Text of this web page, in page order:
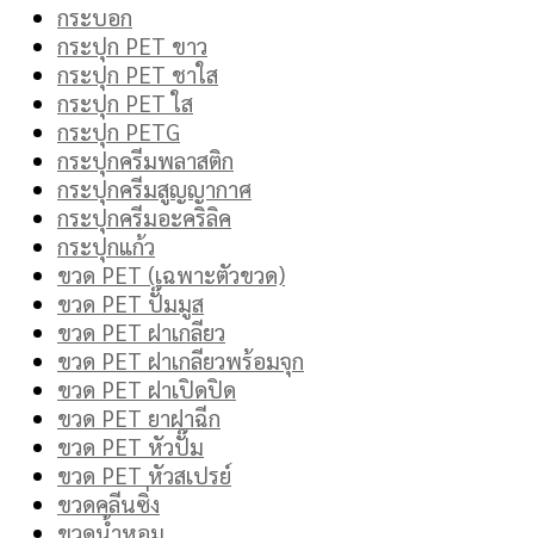
กระบอก
กระปุก PET ขาว
กระปุก PET ชาใส
กระปุก PET ใส
กระปุก PETG
กระปุกครีมพลาสติก
กระปุกครีมสูญญากาศ
กระปุกครีมอะคริลิค
กระปุกแก้ว
ขวด PET (เฉพาะตัวขวด)
ขวด PET ปั๊มมูส
ขวด PET ฝาเกลียว
ขวด PET ฝาเกลียวพร้อมจุก
ขวด PET ฝาเปิดปิด
ขวด PET ยาฝาฉีก
ขวด PET หัวปั๊ม
ขวด PET หัวสเปรย์
ขวดคลีนซิ่ง
ขวดน้ำหอม